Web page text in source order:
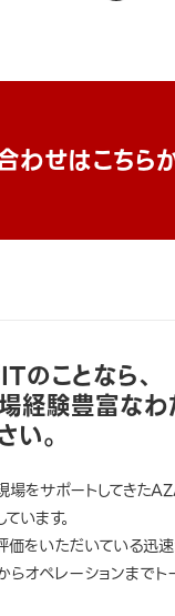
わせはこちら
のことなら、
経験豊富なわ
い。
をサポートしてきた
います。
価をいただいている迅
らオペレーションまで